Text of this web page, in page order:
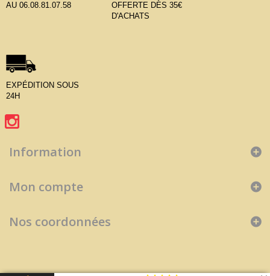
AU 06.08.81.07.58
OFFERTE DÈS 35€
D'ACHATS
EXPÉDITION SOUS
24H
Information
Mon compte
Nos coordonnées